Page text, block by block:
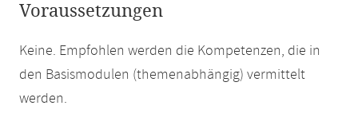
Voraussetzungen
Keine. Empfohlen werden die Kompetenzen, die in
den Basismodulen (themenabhängig) vermittelt
werden.